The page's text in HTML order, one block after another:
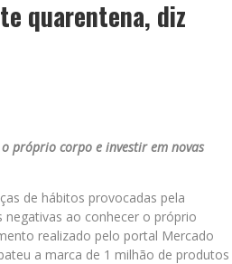
quarentena, diz
próprio corpo e investir em novas
de hábitos provocadas pela
ao conhecer o próprio
realizado pelo portal Mercado
a marca de 1 milhão de produtos